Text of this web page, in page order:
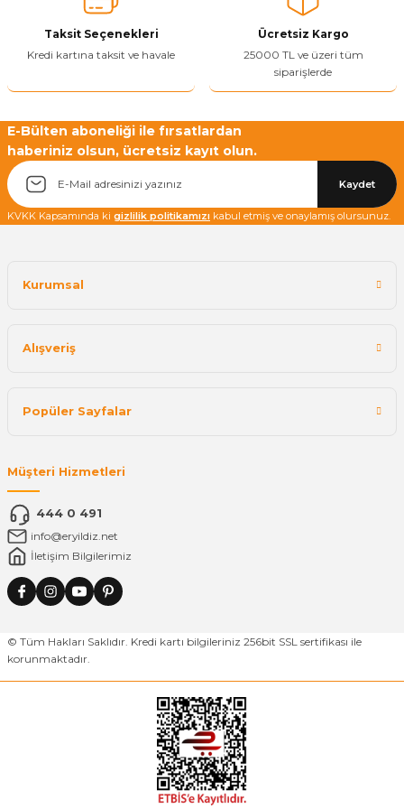
Ürün fiyatı diğer sitelerden daha pahalı.
Bu ürüne benzer farklı alternatifler olmalı.
Yetkiliye Gönder
Taksit Seçenekleri
Kredi kartına taksit ve havale
Ücretsiz Kargo
25000 TL ve üzeri tüm
siparişlerde
E-Bülten aboneliği ile fırsatlardan
haberiniz olsun, ücretsiz kayıt olun.
Kaydet
KVKK Kapsamında ki gizlilik politikamızı kabul etmiş ve onaylamış olursunuz.
Kurumsal
Alışveriş
Popüler Sayfalar
Müşteri Hizmetleri
444 0 491
info@eryildiz.net
İletişim Bilgilerimiz
© Tüm Hakları Saklıdır. Kredi kartı bilgileriniz 256bit SSL sertifikası ile
korunmaktadır.